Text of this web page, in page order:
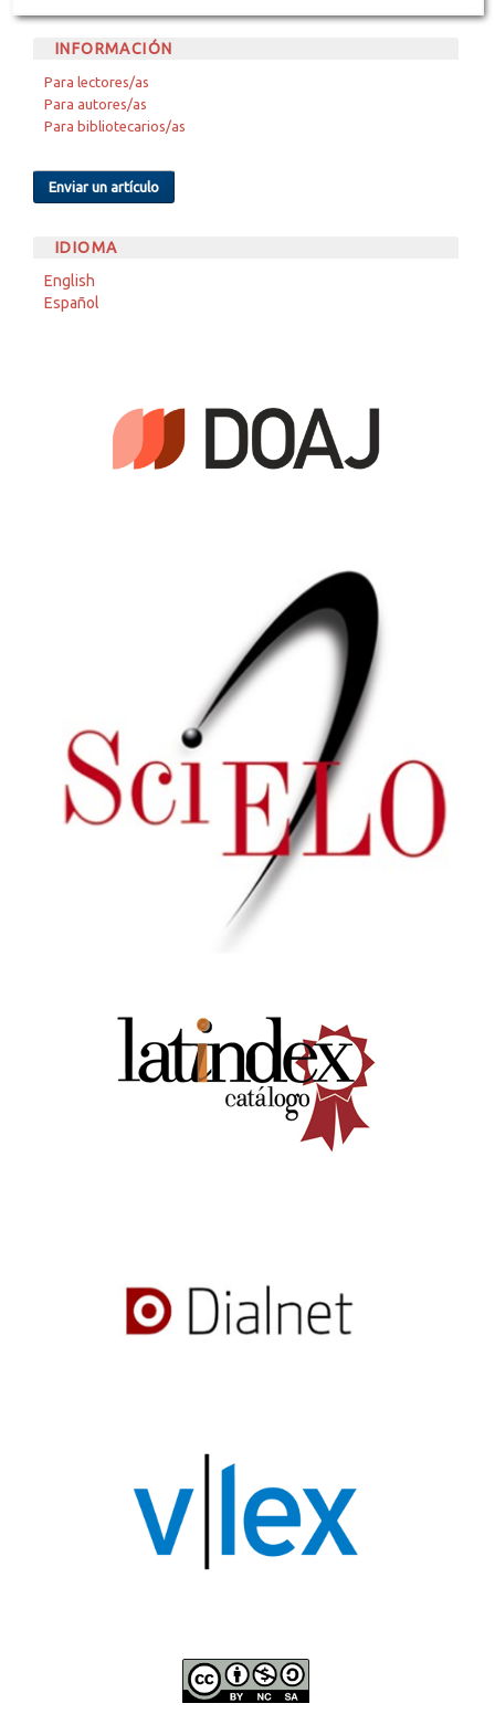
INFORMACIÓN
Para lectores/as
Para autores/as
Para bibliotecarios/as
Enviar un artículo
IDIOMA
English
Español